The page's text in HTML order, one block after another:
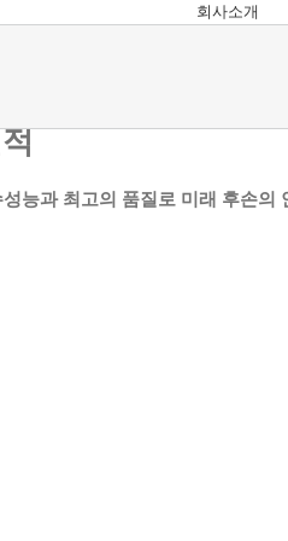
회사소개
능과 최고의 품질로 미래 후손의